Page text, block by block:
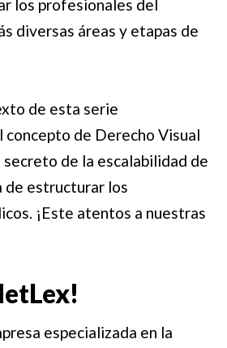
los profesionales del
diversas áreas y etapas de
de esta serie
de Derecho Visual
de la escalabilidad de
de estructurar los
¡Este atentos a nuestras
especializada en la